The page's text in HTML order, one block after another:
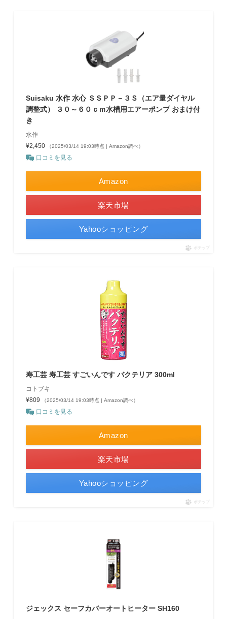
Suisaku 水作 水心 ＳＳＰＰ－３Ｓ（エア量ダイヤル
調整式） ３０～６０ｃｍ水槽用エアーポンプ おまけ付
き
水作
¥2,450
（2025/03/14 19:03時点 | Amazon調べ）
口コミを見る
Amazon
楽天市場
Yahooショッピング
ポチップ
寿工芸 寿工芸 すごいんです バクテリア 300ml
コトブキ
¥809
（2025/03/14 19:03時点 | Amazon調べ）
口コミを見る
Amazon
楽天市場
Yahooショッピング
ポチップ
ジェックス セーフカバーオートヒーター SH160